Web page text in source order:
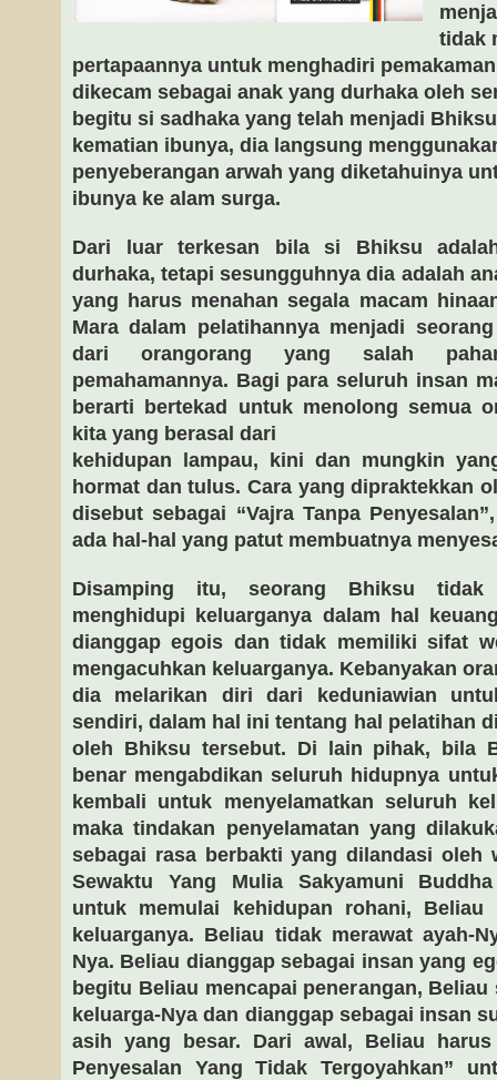
tidak
pertapaannya untuk menghadiri
dikecam sebagai anak yang durhaka oleh
begitu si sadhaka yang telah menjadi
kematian ibunya, dia langsung
penyeberangan arwah yang diketahuinya
ibunya ke alam surga.
Dari luar terkesan bila si Bhiksu
durhaka, tetapi sesungguhnya dia adalah
yang harus menahan segala macam
Mara dalam pelatihannya menjadi
dari orangorang yang salah
pemahamannya. Bagi para seluruh insan
berarti bertekad untuk menolong semua
kita yang berasal dari
kehidupan lampau, kini dan mungkin
hormat dan tulus. Cara yang dipraktekkan
disebut sebagai “Vajra Tanpa
ada hal-hal yang patut membuatnya
Disamping itu, seorang Bhiksu
menghidupi keluarganya dalam hal
dianggap egois dan tidak memiliki sifat
mengacuhkan keluarganya. Kebanyakan
dia melarikan diri dari keduniawian
sendiri, dalam hal ini tentang hal pelatihan
oleh Bhiksu tersebut. Di lain pihak, bila
benar mengabdikan seluruh hidupnya
kembali untuk menyelamatkan seluruh
maka tindakan penyelamatan yang
sebagai rasa berbakti yang dilandasi oleh
Sewaktu Yang Mulia Sakyamuni
untuk memulai kehidupan rohani, Beliau
keluarganya. Beliau tidak merawat ayah-
Nya. Beliau dianggap sebagai insan yang
begitu Beliau mencapai penerangan, Beliau
keluarga-Nya dan dianggap sebagai insan
asih yang besar. Dari awal, Beliau harus
Penyesalan Yang Tidak Tergoyahkan”